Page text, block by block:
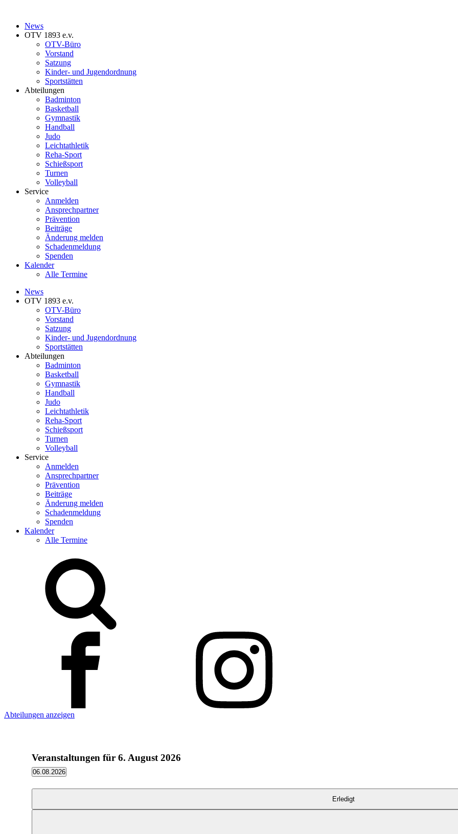
News
OTV 1893 e.v.
OTV-Büro
Vorstand
Satzung
Kinder- und Jugendordnung
Sportstätten
Abteilungen
Badminton
Basketball
Gymnastik
Handball
Judo
Leichtathletik
Reha-Sport
Schießsport
Turnen
Volleyball
Service
Anmelden
Ansprechpartner
Prävention
Beiträge
Änderung melden
Schadenmeldung
Spenden
Kalender
Alle Termine
News
OTV 1893 e.v.
OTV-Büro
Vorstand
Satzung
Kinder- und Jugendordnung
Sportstätten
Abteilungen
Badminton
Basketball
Gymnastik
Handball
Judo
Leichtathletik
Reha-Sport
Schießsport
Turnen
Volleyball
Service
Anmelden
Ansprechpartner
Prävention
Beiträge
Änderung melden
Schadenmeldung
Spenden
Kalender
Alle Termine
Abteilungen anzeigen
Veranstaltungen für 6. August 2026
06.08.2026
wählen.
Filter
Das
der
Erledigt